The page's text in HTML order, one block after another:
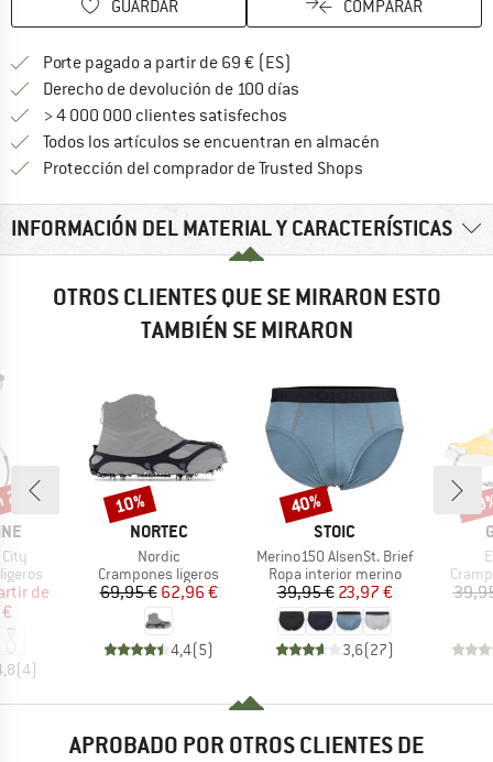
GUARDAR COMPARAR
Porte pagado a partir de 69 € (ES)
Derecho de devolución de 100 días
> 4 000 000 clientes satisfechos
Todos los artículos se encuentran en almacén
Protección del comprador de Trusted Shops
INFORMACIÓN DEL MATERIAL Y CARACTERÍSTICAS
OTROS CLIENTES QUE SE MIRARON ESTO
TAMBIÉN SE MIRARON
reducido
de
(4)
MARCA
NORTEC
Artículo
Nordic
Product group
Crampones ligeros
Precio
69,95 €Precio reducido
62,96 €
4,4(5)
Descuento
10%
MARCA
STOIC
Artículo
Merino150 AlsenSt. Brief
Product group
Ropa interior merino
Precio
39,95 €Precio reducido
23,97 €
3,6(27)
Descuento
40%
APROBADO POR OTROS CLIENTES DE